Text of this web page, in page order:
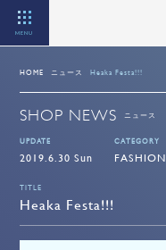
MENU
HOME ニュース Heaka Festa!!!
SHOP NEWS ニュース
UPDATE
2019.6.30 Sun
CATEGORY
FASHION
TITLE
Heaka Festa!!!